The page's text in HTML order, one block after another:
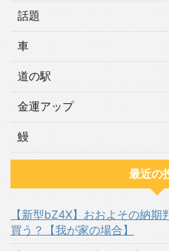
話題
車
道の駅
金運アップ
鰻
最近の
【新型bZ4X】おおよその納
買う？【我が家の場合】